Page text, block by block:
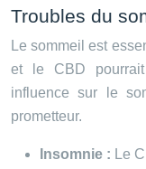
Troubles du
Le sommeil est
et le CBD
influence sur le
prometteur.
Insomnie : Le